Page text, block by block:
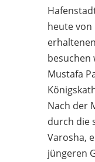
heute
besuchen
Mustafa
Nach der
durch die
Varosha,
jüngeren